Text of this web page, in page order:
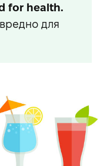
for health.
для